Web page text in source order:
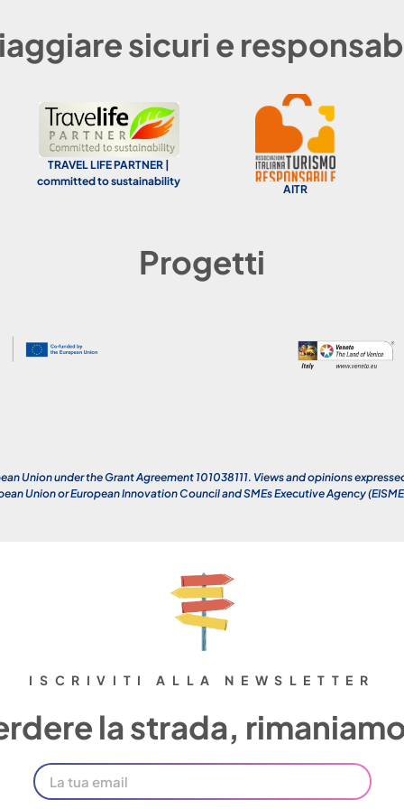
sicuri e
TRAVEL LIFE PARTNER |
committed to sustainability
AITR
Progetti
Union under the Grant Agreement 101038111. Views and opinions
Union or European Innovation Council and SMEs Executive Agency
ISCRIVITI ALLA NEWSLETTER
la strada,